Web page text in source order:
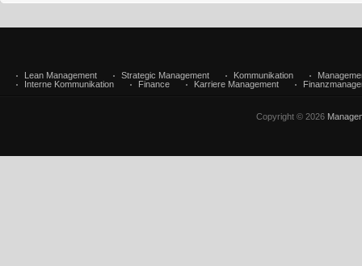
Lean Management Strategic Management Kommunikation
Interne Kommunikation
Finance Karriere Management
Copyright © 2026